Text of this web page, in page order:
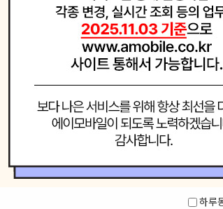
하루
놀라운(Amazing)
우리는 고객중심 능력은 고객을 위해 다양
제공합니다.